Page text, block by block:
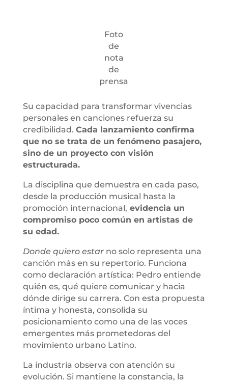
Foto
de
nota
de
prensa
Su capacidad para transformar vivencias
personales en canciones refuerza su
credibilidad. Cada lanzamiento confirma
que no se trata de un fenómeno pasajero,
sino de un proyecto con visión
estructurada.
La disciplina que demuestra en cada paso,
desde la producción musical hasta la
promoción internacional, evidencia un
compromiso poco común en artistas de
su edad.
Donde quiero estarno solo representa una
canción más en su repertorio. Funciona
como declaración artística: Pedro entiende
quién es, qué quiere comunicar y hacia
dónde dirige su carrera. Con esta propuesta
íntima y honesta, consolida su
posicionamiento como una de las voces
emergentes más prometedoras del
movimiento urbano Latino.
La industria observa con atención su
evolución. Si mantiene la constancia, la